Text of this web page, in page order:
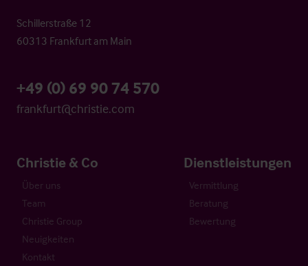
Schillerstraße 12
60313 Frankfurt am Main
+49 (0) 69 90 74 570
frankfurt@christie.com
Christie & Co
Über uns
Team
Christie Group
Neuigkeiten
Kontakt
Dienstleistungen
Vermittlung
Beratung
Bewertung